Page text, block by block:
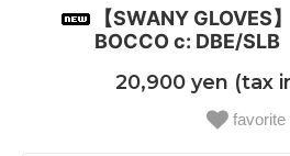
【SWANY GLOVES
BOCCO c: DBE/SLB
20,900 yen (tax
favorite